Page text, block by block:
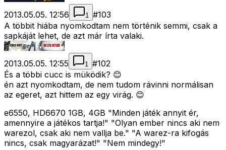
2013.05.05. 12:56 1 #103
A többit hiába nyomkodtam nem történik semmi, csak a
sapkáját lehet, de azt már írta valaki.
2013.05.05. 12:55 1 #102
És a többi cucc is müködik? 😊
én azt nyomkodtam, de nem tudom rávinni normálisan
az egeret, azt hittem az egy virág. 😊
e6550, HD6670 1GB, 4GB "Minden játék annyit ér,
amennyire a játékos tartja!" "Olyan ember nincs aki nem
warezol, csak aki nem vallja be." "A warez-ra kifogás
nincs, csak magyarázat!" "Nem mindegy!"